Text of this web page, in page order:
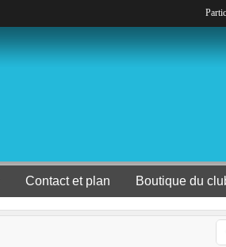
Contact et plan Boutique du